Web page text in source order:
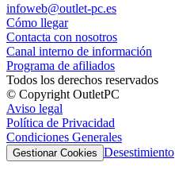
infoweb@outlet-pc.es
Cómo llegar
Contacta con nosotros
Canal interno de información
Programa de afiliados
Todos los derechos reservados
© Copyright OutletPC
Aviso legal
Política de Privacidad
Condiciones Generales
Gestionar Cookies Desestimiento